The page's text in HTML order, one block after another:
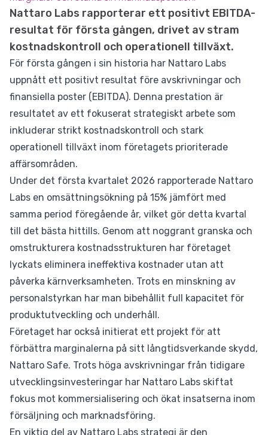
Nattaro Labs rapporterar ett positivt EBITDA-
resultat för första gången, drivet av stram
kostnadskontroll och operationell tillväxt.
För första gången i sin historia har Nattaro Labs
uppnått ett positivt resultat före avskrivningar och
finansiella poster (EBITDA). Denna prestation är
resultatet av ett fokuserat strategiskt arbete som
inkluderar strikt kostnadskontroll och stark
operationell tillväxt inom företagets prioriterade
affärsområden.
Under det första kvartalet 2026 rapporterade Nattaro
Labs en omsättningsökning på 15% jämfört med
samma period föregående år, vilket gör detta kvartal
till det bästa hittills. Genom att noggrant granska och
omstrukturera kostnadsstrukturen har företaget
lyckats eliminera ineffektiva kostnader utan att
påverka kärnverksamheten. Trots en minskning av
personalstyrkan har man bibehållit full kapacitet för
produktutveckling och underhåll.
Företaget har också initierat ett projekt för att
förbättra marginalerna på sitt långtidsverkande skydd,
Nattaro Safe. Trots höga avskrivningar från tidigare
utvecklingsinvesteringar har Nattaro Labs skiftat
fokus mot kommersialisering och ökat insatserna inom
försäljning och marknadsföring.
En viktig del av Nattaro Labs strategi är den